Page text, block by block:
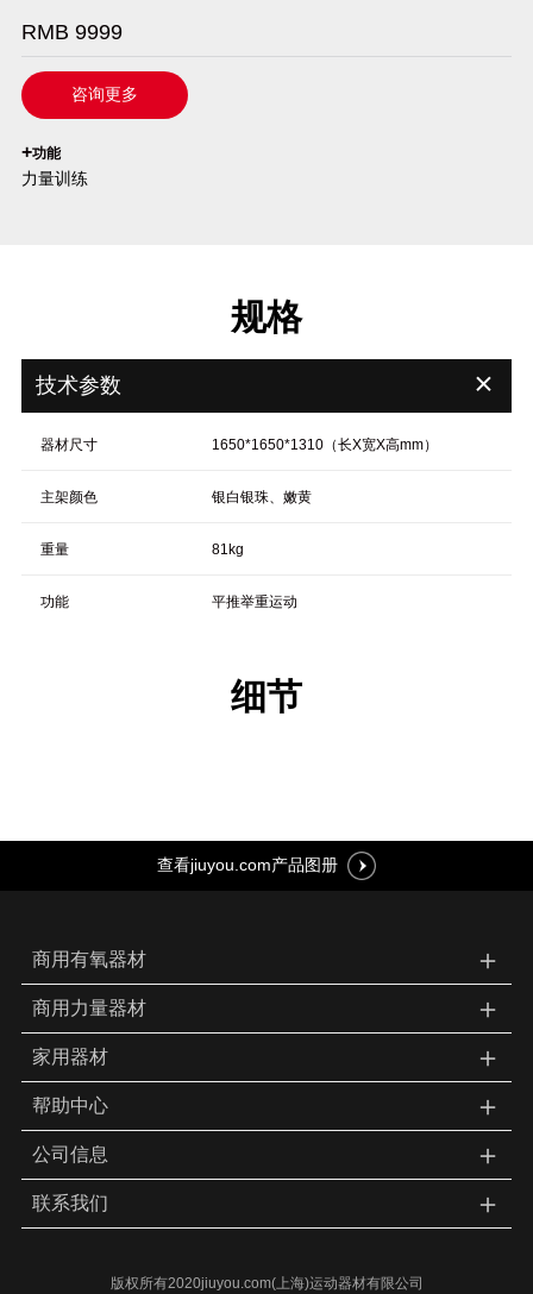
RMB 9999
咨询更多
`
+功能
力量训练
规格
技术参数 ＋
器材尺寸 1650*1650*1310（长X宽X高mm）
主架颜色 银白银珠、嫩黄
重量 81kg
功能 平推举重运动
细节
查看jiuyou.com产品图册
商用有氧器材 ＋
商用力量器材 ＋
家用器材 ＋
帮助中心 ＋
公司信息 ＋
联系我们 ＋
版权所有2020jiuyou.com(上海)运动器材有限公司